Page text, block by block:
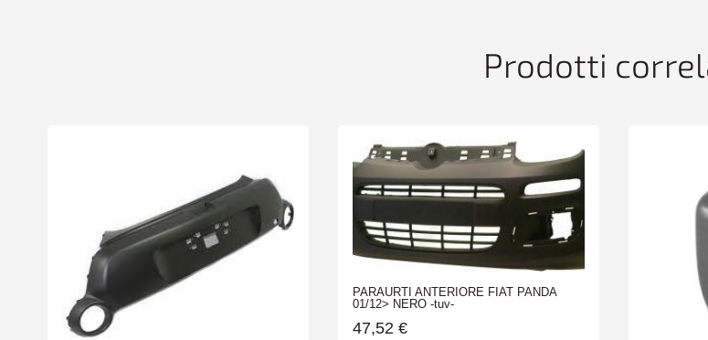
Prodotti
PARAURTI ANTERIORE FIAT PANDA
01/12> NERO -tuv-
47,52 €